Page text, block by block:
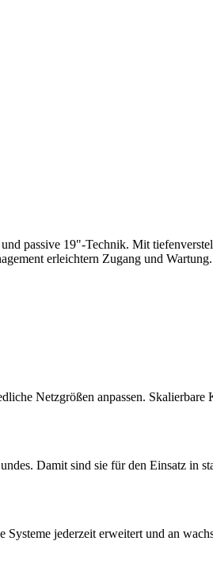
passive 19"-Technik. Mit
erleichtern Zugang und
Netzgrößen anpassen. Skalierbare
Damit sind sie für den Einsatz in
jederzeit erweitert und an